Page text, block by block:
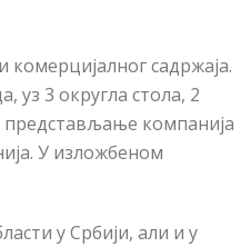
комерцијалног садржаја.
уз 3 округла стола, 2
представљање компанија
У изложбеном
у Србији, али и у